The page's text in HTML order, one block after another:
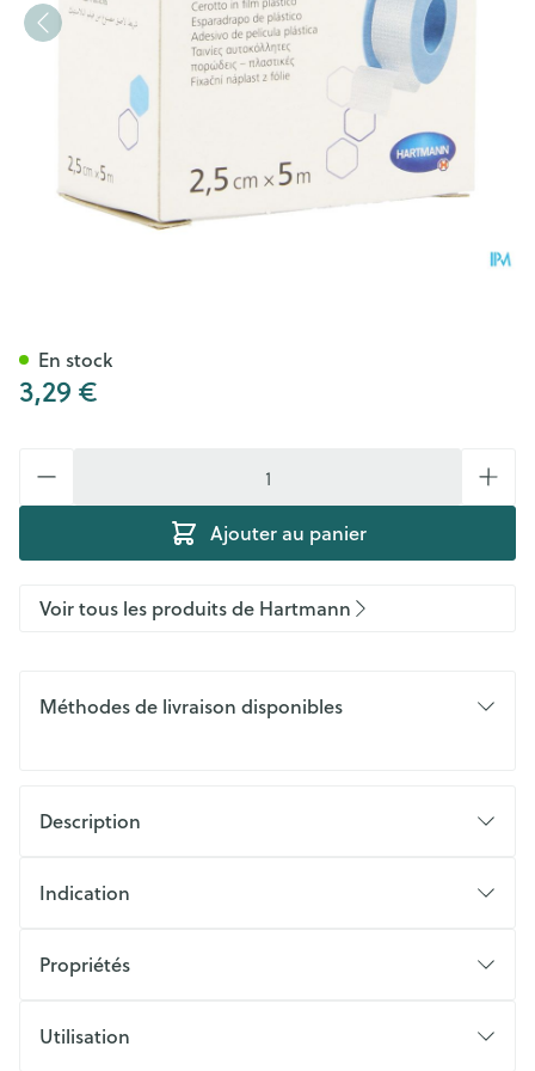
3,29 €
Ajouter au panier
En stock
Voir tous les produits de Hartmann
Méthodes de livraison disponibles
Description
Indication
Propriétés
Utilisation